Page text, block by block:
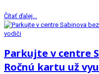
Čítať ďalej…
Parkujte v centre
Ročnú kartu už